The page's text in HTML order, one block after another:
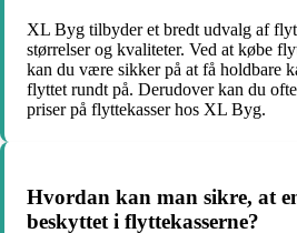
XL Byg tilbyder et bredt udvalg af
størrelser og kvaliteter. Ved at købe
kan du være sikker på at få holdbare
flyttet rundt på. Derudover kan du
priser på flyttekasser hos XL Byg.
Hvordan kan man sikre, at
beskyttet i flyttekasserne?